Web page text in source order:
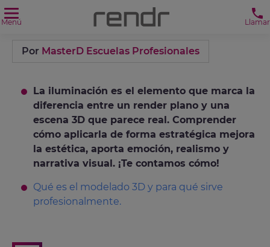
Menú Llamar
Por MasterD Escuelas Profesionales
La iluminación es el elemento que marca la
diferencia entre un render plano y una
escena 3D que parece real. Comprender
cómo aplicarla de forma estratégica mejora
la estética, aporta emoción, realismo y
narrativa visual. ¡Te contamos cómo!
Qué es el modelado 3D y para qué sirve
profesionalmente.